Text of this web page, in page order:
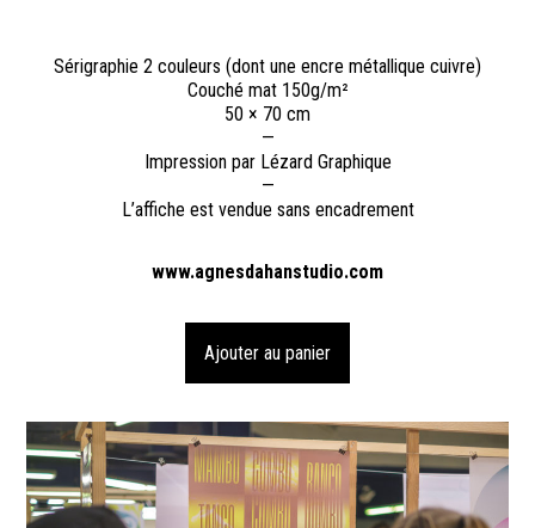
Sérigraphie 2 couleurs (dont une encre métallique cuivre)
Couché mat 150g/m²
50 × 70 cm
—
Impression par Lézard Graphique
—
L’affiche est vendue sans encadrement
www.agnesdahanstudio.com